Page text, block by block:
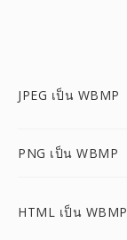
JPEG เป็น WBMP
PNG เป็น WBMP
HTML เป็น WBMP